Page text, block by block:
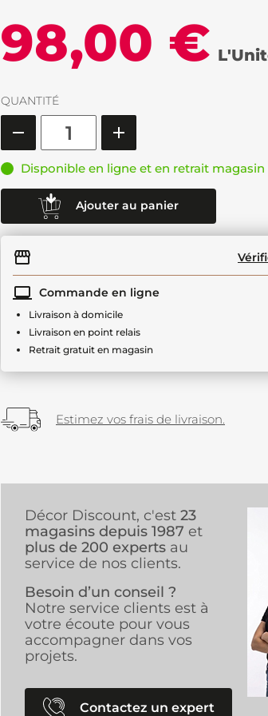
98,00 €
QUANTITÉ
Disponible en ligne et en retrait magasin
Ajouter au panier
Commande en ligne
Livraison à domicile
Livraison en point relais
Retrait gratuit en magasin
Estimez vos frais de livraison.
Décor Discount, c'est 23
magasins depuis 1987 et
plus de 200 experts au
service de nos clients.
Besoin d’un conseil ?
Notre service clients est à
votre écoute pour vous
accompagner dans vos
projets.
Contactez un expert